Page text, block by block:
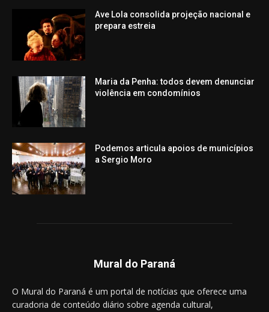
Ave Lola consolida projeção nacional e
prepara estreia
Maria da Penha: todos devem denunciar
violência em condomínios
Podemos articula apoios de municípios
a Sergio Moro
Mural do Paraná
O Mural do Paraná é um portal de notícias que oferece uma
curadoria de conteúdo diário sobre agenda cultural,